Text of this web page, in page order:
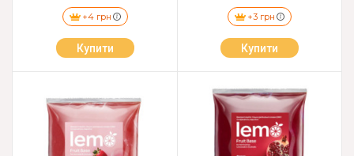
+4 грн
Купити
+3 грн
Купити